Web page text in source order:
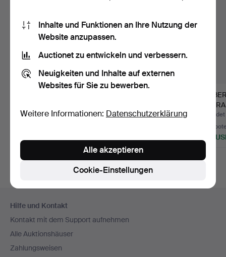
JAHRE UN…
Beendet 4. Mai 2026
JAHRE UN…
Beendet 4. Mai 2026
2
5
220
Navigation
Hilfe und Kontakt
Kontakt mit dem Support aufnehmen
Alle Auktionshäuser
Zahlungsweisen
Inhalte und Funktionen an Ihre Nutzung der
Website anzupassen.
Auctionet zu entwickeln und verbessern.
Neuigkeiten und Inhalte auf externen
Websites für Sie zu bewerben.
Weitere Informationen: Datenschutzerklärung
Cookie-Einstellungen
Alle akzeptieren